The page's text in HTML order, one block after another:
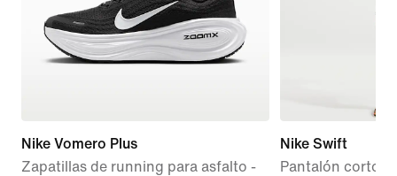
Nike Vomero Plus
Zapatillas de running para asfalto -
Nike Swift
Pantalón corto